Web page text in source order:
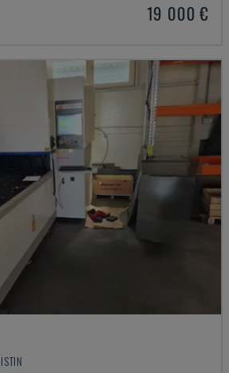
19 000 €